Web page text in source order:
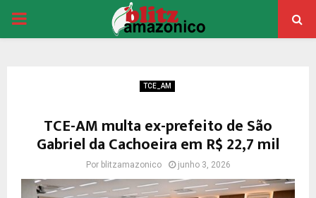
PRIMARY
TCE_AM
TCE-AM multa ex-prefeito de São
Gabriel da Cachoeira em R$ 22,7 mil
Por blitzamazonico junho 3, 2026